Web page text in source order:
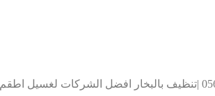
شركة غسيل اطقم كنب في دبي |0568199078 |تنظيف بالبخار افضل الشركات لغسيل اطقم